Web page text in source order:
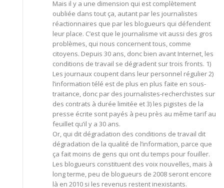
Mais il y a une dimension qui est complètement
oubliée dans tout ça, autant par les journalistes
réactionnaires que par les blogueurs qui défendent
leur place. C’est que le journalisme vit aussi des gros
problèmes, qui nous concernent tous, comme
citoyens. Depuis 30 ans, donc bien avant Internet, les
conditions de travail se dégradent sur trois fronts. 1)
Les journaux coupent dans leur personnel régulier 2)
l’information télé est de plus en plus faite en sous-
traitance, donc par des journalistes-recherchistes sur
des contrats à durée limitée et 3) les pigistes de la
presse écrite sont payés à peu près au même tarif au
feuillet qu’il y a 30 ans.
Or, qui dit dégradation des conditions de travail dit
dégradation de la qualité de l’information, parce que
ça fait moins de gens qui ont du temps pour fouiller.
Les blogueurs constituent des voix nouvelles, mais à
long terme, peu de blogueurs de 2008 seront encore
là en 2010 si les revenus restent inexistants.